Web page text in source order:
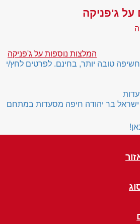
על ג'פניקה
המלצות נוספות על ג'פניקה
טובה יותר, בחינם. לפרטים לחץ/י
בר יהודה חיפה מסעדות במתחם